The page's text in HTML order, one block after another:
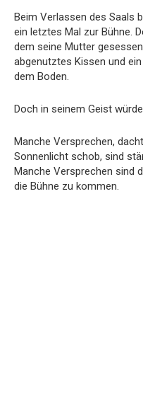
Beim Verlassen des Saals
ein letztes Mal zur Bühne.
dem seine Mutter
abgenutztes Kissen und
dem Boden.
Doch in seinem Geist
Manche Versprechen,
Sonnenlicht schob, sind
Manche Versprechen sind
die Bühne zu kommen.